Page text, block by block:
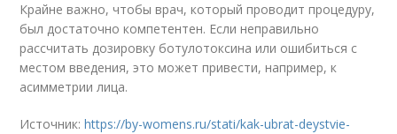
Крайне важно, чтобы врач, который проводит процедуру,
был достаточно компетентен. Если неправильно
рассчитать дозировку ботулотоксина или ошибиться с
местом введения, это может привести, например, к
асимметрии лица.
Источник:https://by-womens.ru/stati/kak-ubrat-deystvie-